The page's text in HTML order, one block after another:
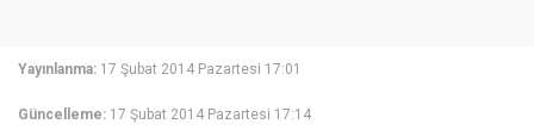
Yayınlanma: 17 Şubat 2014 Pazartesi 17:01
Güncelleme: 17 Şubat 2014 Pazartesi 17:14